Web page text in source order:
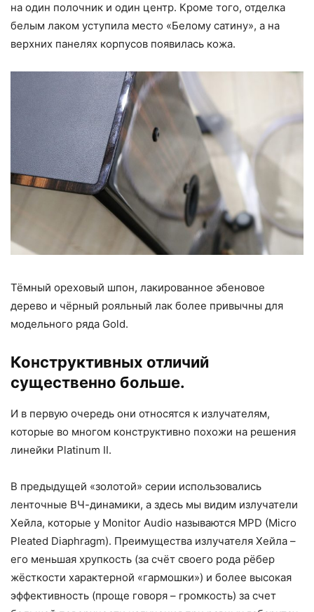
на один полочник и один центр. Кроме того, отделка
белым лаком уступила место «Белому сатину», а на
верхних панелях корпусов появилась кожа.
Тёмный ореховый шпон, лакированное эбеновое
дерево и чёрный рояльный лак более привычны для
модельного ряда Gold.
Конструктивных отличий
существенно больше.
И в первую очередь они относятся к излучателям,
которые во многом конструктивно похожи на решения
линейки Platinum II.
В предыдущей «золотой» серии использовались
ленточные ВЧ-динамики, а здесь мы видим излучатели
Хейла, которые у Monitor Audio называются MPD (Micro
Pleated Diaphragm). Преимущества излучателя Хейла –
его меньшая хрупкость (за счёт своего рода рёбер
жёсткости характерной «гармошки») и более высокая
эффективность (проще говоря – громкость) за счет